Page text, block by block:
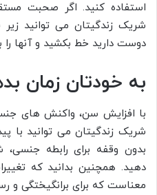
استفاده کنید. اگر صحبت
شریک زندگیتان می توانید
دوست دارید خط بکشید و آنها را
به خودتان زمان
با افزایش سن، واکنش های
شریک زندگیتان می توانید با
بدون وقفه برای رابطه
دهید. همچنین بدانید که
معناست که برای برانگیختگی و